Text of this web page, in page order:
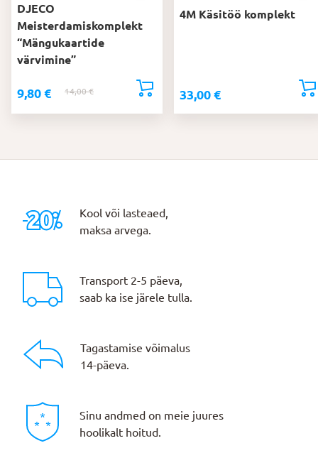
DJECO
Meisterdamiskomplekt
“Mängukaartide
värvimine”
14,00€Algne
9,80 €
Praegune
4M Käsitöö komplekt
33,00 €
Kool või lasteaed,
maksa arvega.
Transport 2-5 päeva,
saab ka ise järele tulla.
Tagastamise võimalus
14-päeva.
Sinu andmed on meie juures
hoolikalt hoitud.